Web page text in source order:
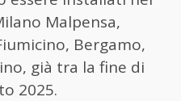
Malpensa,
Bergamo,
già tra la fine di
2025.